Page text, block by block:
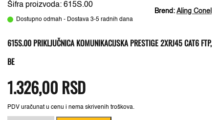
Brend: Aling Conel
Šifra proizvoda: 615S.00
Dostupno odmah - Dostava 3-5 radnih dana
615S.00 PRIKLJUČNICA KOMUNIKACIJSKA PRESTIGE 2XRJ45 CAT6 FTP,
BE
1.326,00 RSD
PDV uračunat u cenu i nema skrivenih troškova.